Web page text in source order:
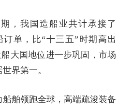
我国造船业共计承接了
订单，比“十三五”时期高出
大国地位进一步巩固，市场
界第一。
舶领跑全球，高端疏浚装备